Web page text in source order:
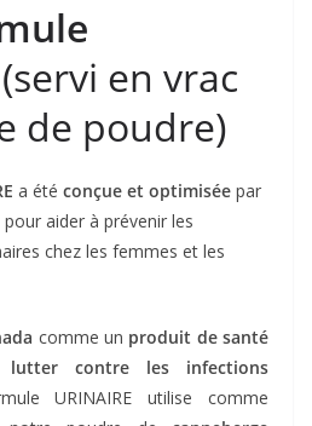
(servi en vrac
de poudre)
a été conçue et optimisée par
aider à prévenir les
chez les femmes et les
comme un produit de santé
lutter contre les infections
URINAIRE utilise comme